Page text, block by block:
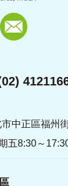
中正區福州
五8:30～